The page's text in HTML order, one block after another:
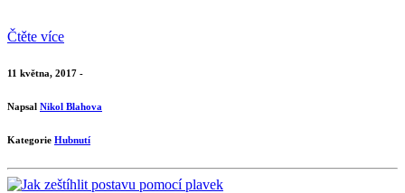
Čtěte více
11 května, 2017 -
Napsal Nikol Blahova
Kategorie Hubnutí